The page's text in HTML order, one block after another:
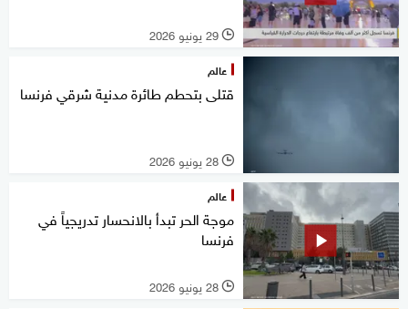
l 29 يونيو 2026
عالم
قتلى بتحطم طائرة مدنية شرقي فرنسا
l 28 يونيو 2026
عالم
موجة الحر تبدأ بالانحسار تدريجياً في
فرنسا
l 28 يونيو 2026